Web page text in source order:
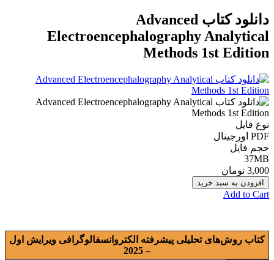
دانلود کتاب Advanced
Electroencephalography Analytical
Methods 1st Edition
نوع فایل
PDF اورجينال
حجم فایل
37MB
3,000 تومان
افزودن به سبد خرید
Add to Cart
کتاب روش‌های تحلیلی پیشرفته الکتروانسفالوگرافی ویرایش اول
– 2025